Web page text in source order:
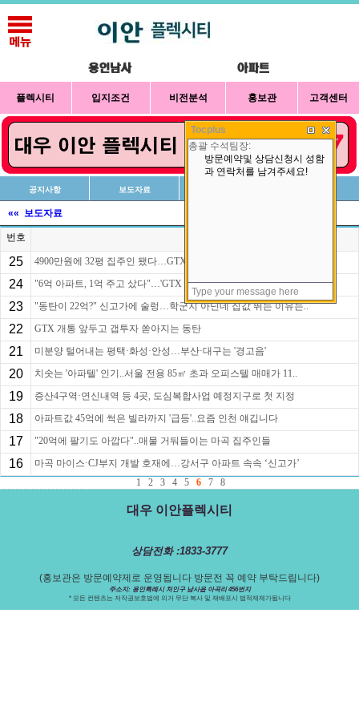
플렉시티 입지조건 비전분석 홍보관 고객센터
공지사항 보도자료
«« 보도자료
번호
25 4900만원에 32평 집주인 됐다…GTX 앞둔 이곳 갭투자 봇물
24 "6억 아파트, 1억 주고 샀다"…'GTX 호재' 갭투자 쏟..
23 "동탄이 22억?" 신고가에 술렁…학군지 아닌데 집값 뛰는 이유는..
22 GTX 개통 앞두고 갭투자 쏟아지는 동탄
21 미분양 털어내는 평택·화성·안성…부산·대구는 '경고음'
20 치솟는 '아파텔' 인기..서울 전용 85㎡ 초과 오피스텔 매매가 11..
19 증산4구역·연신내역 등 4곳, 도심복합사업 예정지구로 첫 지정
18 아파트값 45억에 썩은 빌라까지 '급등'..요즘 인천 얘깁니다
17 "20억에 팔기도 아깝다"..매물 거둬들이는 마곡 집주인들
16
마곡 마이스·CJ부지 개발 호재에…강서구 아파트 속속 ‘신고가’
1
2 3 4 5 6 7 8
대우 이안플렉시티
상담전화 :1833-3777
(홍보관은 방문예약제로 운영됩니다 방문전 꼭 예약 부탁드립니다)
주소지: 용인특례시 처인구 남사읍 아곡리 456번지
* 모든 컨텐츠는 저작권보호법에 의거 무단 복사 및 재배포시 법적제제가됩니다
Tocplus